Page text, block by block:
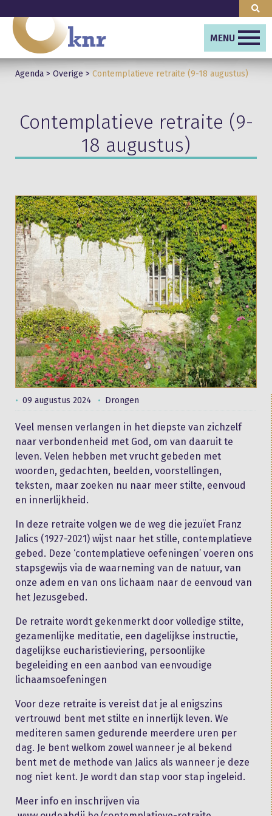
MENU
Agenda > Overige > Contemplatieve retraite (9-18 augustus)
Contemplatieve retraite (9-
18 augustus)
09 augustus 2024 Drongen
Veel mensen verlangen in het diepste van zichzelf
naar verbondenheid met God, om van daaruit te
leven. Velen hebben met vrucht gebeden met
woorden, gedachten, beelden, voorstellingen,
teksten, maar zoeken nu naar meer stilte, eenvoud
en innerlijkheid.
In deze retraite volgen we de weg die jezuïet Franz
Jalics (1927-2021) wijst naar het stille, contemplatieve
gebed. Deze ‘contemplatieve oefeningen’ voeren ons
stapsgewijs via de waarneming van de natuur, van
onze adem en van ons lichaam naar de eenvoud van
het Jezusgebed.
De retraite wordt gekenmerkt door volledige stilte,
gezamenlijke meditatie, een dagelijkse instructie,
dagelijkse eucharistieviering, persoonlijke
begeleiding en een aanbod van eenvoudige
lichaamsoefeningen
Voor deze retraite is vereist dat je al enigszins
vertrouwd bent met stilte en innerlijk leven. We
mediteren samen gedurende meerdere uren per
dag. Je bent welkom zowel wanneer je al bekend
bent met de methode van Jalics als wanneer je deze
nog niet kent. Je wordt dan stap voor stap ingeleid.
Meer info en inschrijven via